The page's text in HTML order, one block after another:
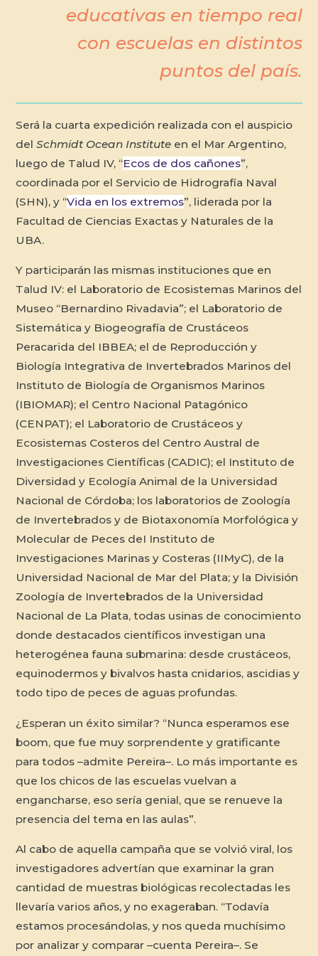
educativas en tiempo real
con escuelas en distintos
puntos del país.
Será la cuarta expedición realizada con el auspicio
delSchmidt Ocean Institute en el Mar Argentino,
luego de Talud IV, “Ecos de dos cañones”,
coordinada por el Servicio de Hidrografía Naval
(SHN), y “Vida en los extremos”, liderada por la
Facultad de Ciencias Exactas y Naturales de la
UBA.
Y participarán las mismas instituciones que en
Talud IV: el Laboratorio de Ecosistemas Marinos del
Museo “Bernardino Rivadavia”; el Laboratorio de
Sistemática y Biogeografía de Crustáceos
Peracarida del IBBEA; el de Reproducción y
Biología Integrativa de Invertebrados Marinos del
Instituto de Biología de Organismos Marinos
(IBIOMAR); el Centro Nacional Patagónico
(CENPAT); el Laboratorio de Crustáceos y
Ecosistemas Costeros del Centro Austral de
Investigaciones Científicas (CADIC); el Instituto de
Diversidad y Ecología Animal de la Universidad
Nacional de Córdoba; los laboratorios de Zoología
de Invertebrados y de Biotaxonomía Morfológica y
Molecular de Peces deI Instituto de
Investigaciones Marinas y Costeras (IIMyC), de la
Universidad Nacional de Mar del Plata; y la División
Zoología de Invertebrados de la Universidad
Nacional de La Plata, todas usinas de conocimiento
donde destacados científicos investigan una
heterogénea fauna submarina: desde crustáceos,
equinodermos y bivalvos hasta cnidarios, ascidias y
todo tipo de peces de aguas profundas.
¿Esperan un éxito similar? “Nunca esperamos ese
boom, que fue muy sorprendente y gratificante
para todos –admite Pereira–. Lo más importante es
que los chicos de las escuelas vuelvan a
engancharse, eso sería genial, que se renueve la
presencia del tema en las aulas”.
Al cabo de aquella campaña que se volvió viral, los
investigadores advertían que examinar la gran
cantidad de muestras biológicas recolectadas les
llevaría varios años, y no exageraban. “Todavía
estamos procesándolas, y nos queda muchísimo
por analizar y comparar –cuenta Pereira–. Se